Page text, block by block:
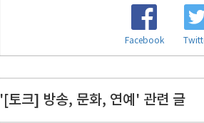
Facebook
'[토크] 방송, 문화, 연예' 관련 글